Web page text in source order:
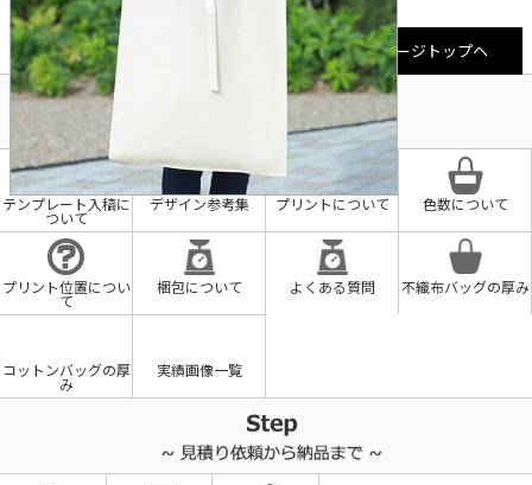
ページトップヘ
テンプレート入稿に
ついて
デザイン参考集 プリントについて 色数について
プリント位置につい
て
梱包について よくある質問 不織布バッグの厚み
コットンバッグの厚
み
実績画像一覧